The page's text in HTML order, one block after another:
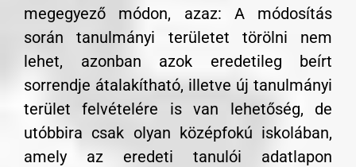
megegyező módon, azaz: A módosítás
során tanulmányi területet törölni nem
lehet, azonban azok eredetileg beírt
sorrendje átalakítható, illetve új tanulmányi
terület felvételére is van lehetőség, de
utóbbira csak olyan középfokú iskolában,
amely az eredeti tanulói adatlapon